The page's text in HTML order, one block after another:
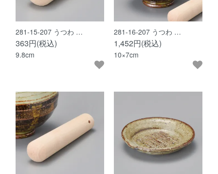
281-15-207 うつわ …
363円(税込)
9.8cm
281-16-207 うつわ …
1,452円(税込)
10×7cm